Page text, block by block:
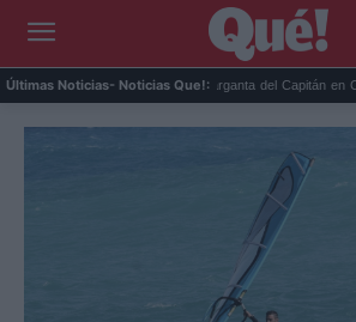
Últimas Noticias- Noticias Que!:
al vecino:... La Garganta del Capitán en Cádiz: